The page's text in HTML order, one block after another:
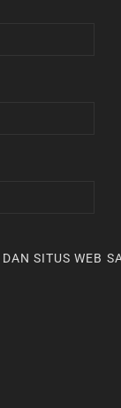
SITUS WEB